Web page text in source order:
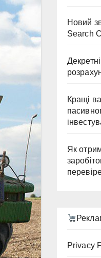
Новий
Search
Кращі
Як
Privacy